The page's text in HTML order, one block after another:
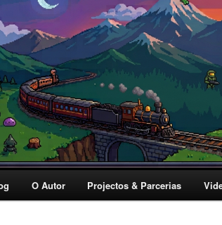
O Autor Projectos & Parcerias